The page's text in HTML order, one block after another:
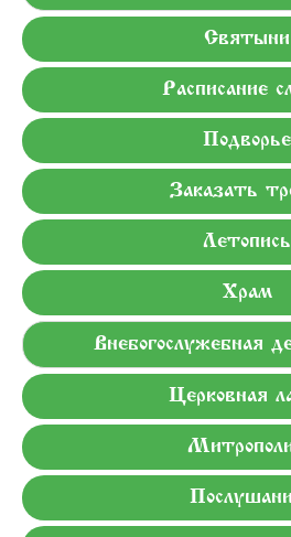
Святыни
Расписание
Подворье
Заказать
Летопись
Храм
Внебогослужебная
Церковная